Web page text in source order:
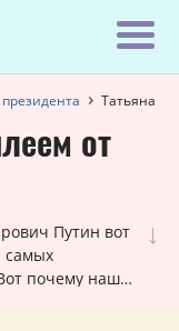
Татьяна
от
↓
Путин вот
самых
почему наши